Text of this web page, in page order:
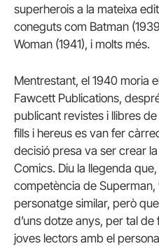
superherois a la mateixa
coneguts com Batman
Woman (1941), i molts més.
Mentrestant, el 1940 moria
Fawcett Publications,
publicant revistes i llibres
fills i hereus es van fer
decisió presa va ser crear
Comics. Diu la llegenda
competència de
personatge similar, però
d’uns dotze anys, per tal
joves lectors amb el